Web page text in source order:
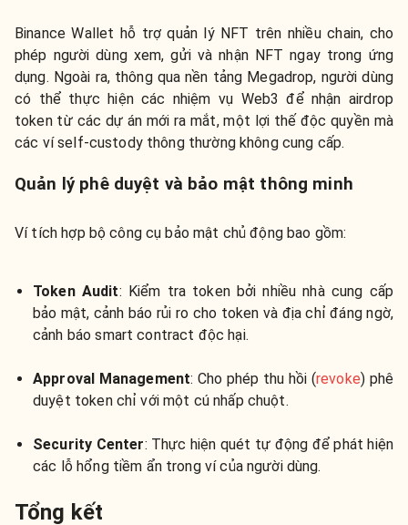
Binance Wallet hỗ trợ quản lý NFT trên nhiều chain, cho
phép người dùng xem, gửi và nhận NFT ngay trong ứng
dụng. Ngoài ra, thông qua nền tảng Megadrop, người dùng
có thể thực hiện các nhiệm vụ Web3 để nhận airdrop
token từ các dự án mới ra mắt, một lợi thế độc quyền mà
các ví self-custody thông thường không cung cấp.
Quản lý phê duyệt và bảo mật thông minh
Ví tích hợp bộ công cụ bảo mật chủ động bao gồm:
Token Audit: Kiểm tra token bởi nhiều nhà cung cấp
bảo mật, cảnh báo rủi ro cho token và địa chỉ đáng ngờ,
cảnh báo smart contract độc hại.
Approval Management: Cho phép thu hồi (revoke) phê
duyệt token chỉ với một cú nhấp chuột.
Security Center: Thực hiện quét tự động để phát hiện
các lỗ hổng tiềm ẩn trong ví của người dùng.
Tổng kết